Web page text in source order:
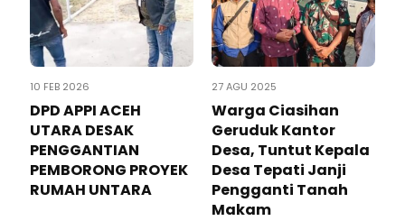
10 FEB 2026
DPD APPI ACEH
UTARA DESAK
PENGGANTIAN
PEMBORONG PROYEK
RUMAH UNTARA
27 AGU 2025
Warga Ciasihan
Geruduk Kantor
Desa, Tuntut Kepala
Desa Tepati Janji
Pengganti Tanah
Makam